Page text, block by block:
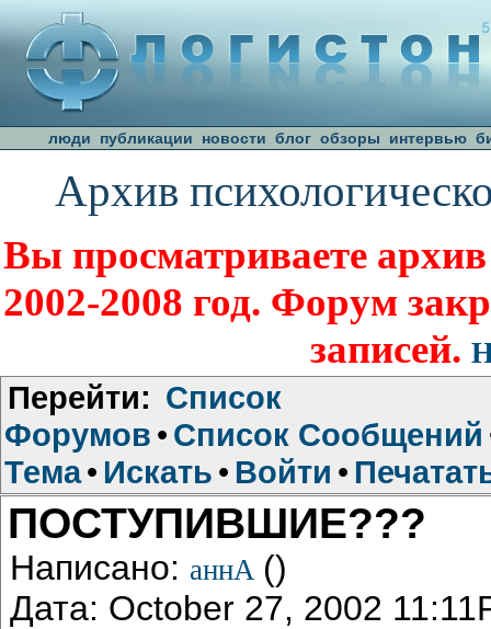
люди публикации новости блог обзоры интервью
Архив
Вы просматриваете
2002-2008 год. Форум
записей.
Перейти: Список
Форумов • Список Сообщений
Тема• Искать • Войти •
ПОСТУПИВШИЕ???
Написано: аннА ()
Дата: October 27, 2002